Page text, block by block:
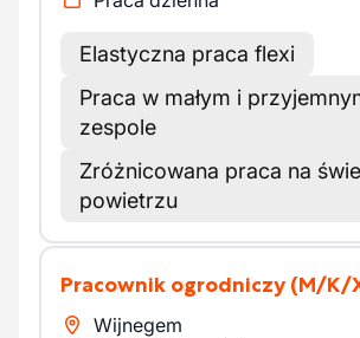
Elastyczna praca flexi
Praca w małym i
zespole
Zróżnicowana praca na
powietrzu
Pracownik ogrodniczy (M/K/
Wijnegem